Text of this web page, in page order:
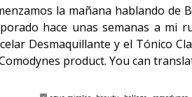
la mañana hablando de
hace unas semanas a mi
Desmaquillante y el Tónico
product. You can